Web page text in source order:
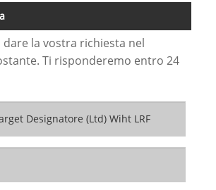
dare la vostra richiesta nel
Ti risponderemo entro 24